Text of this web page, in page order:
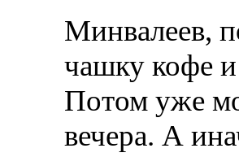
Минвалеев,
чашку кофе
Потом уже
вечера. А